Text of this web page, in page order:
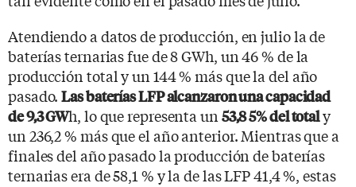
Atendiendo a datos de producción, en julio la de
baterías ternarias fue de 8 GWh, un 46 % de la
producción total y un 144 % más que la del año
pasado.Las baterías LFP alcanzaron una capacidad
de 9,3 GWh, lo que representa un 53,8 5% del totaly
un 236,2 % más que el año anterior. Mientras que a
finales del año pasado la producción de baterías
ternarias era de 58,1 % y la de las LFP 41,4 %, estas